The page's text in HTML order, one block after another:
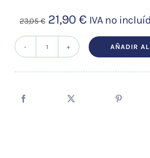
23,05€ El
precio
original
21,90 €El
precio
actual
IVA no
AÑADIR